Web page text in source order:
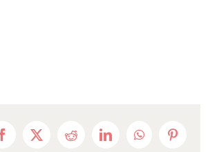
Facebook
X Reddit LinkedInWhatsAppPinterest